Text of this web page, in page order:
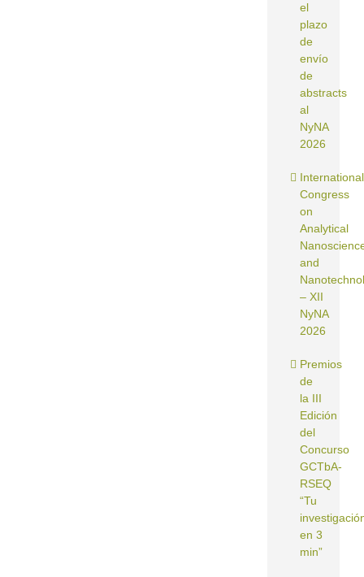
el
plazo
de
envío
de
abstracts
al
NyNA
2026
International
Congress
on
Analytical
and
– XII
NyNA
2026
Premios
de
la III
Edición
del
Concurso
GCTbA-
RSEQ
“Tu
en 3
min”